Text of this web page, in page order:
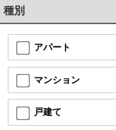
種別
アパート
マンション
戸建て